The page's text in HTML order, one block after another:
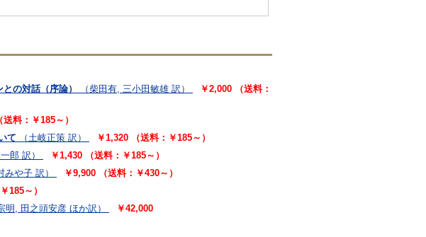
の対話（序論）
（柴田有, 三小田敏雄 訳）
￥2,000 （送料：
送料：￥185～）
て
（土岐正策 訳）
￥1,320 （送料：￥185～）
郎 訳）
￥1,430 （送料：￥185～）
みや子 訳）
￥9,900 （送料：￥430～）
185～）
明, 田之頭安彦 ほか訳）
￥42,000